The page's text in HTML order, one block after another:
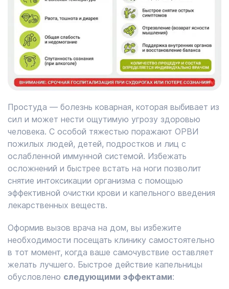
Простуда ― болезнь коварная, которая выбивает из
сил и может нести ощутимую угрозу здоровью
человека. С особой тяжестью поражают ОРВИ
пожилых людей, детей, подростков и лиц с
ослабленной иммунной системой. Избежать
осложнений и быстрее встать на ноги позволит
снятие интоксикации организма с помощью
эффективной очистки крови и капельного введения
лекарственных веществ.
Оформив вызов врача на дом, вы избежите
необходимости посещать клинику самостоятельно
в тот момент, когда ваше самочувствие оставляет
желать лучшего. Быстрое действие капельницы
обусловлено следующими эффектами: